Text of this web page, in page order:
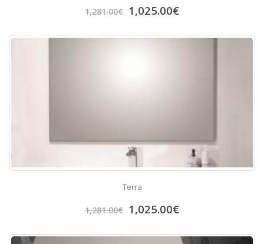
1,281.00€ 1,025.00€
Terra
1,281.00€ 1,025.00€